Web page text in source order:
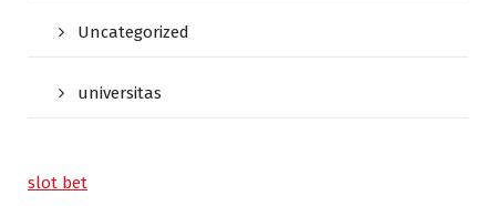
Uncategorized
universitas
slot bet